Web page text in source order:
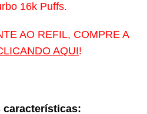
16k Puffs.
AO REFIL, COMPRE A
AQUI!
características: